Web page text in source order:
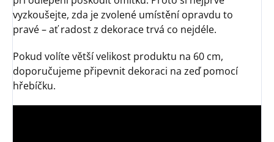
vyzkoušejte, zda je zvolené umístění opravdu to
pravé – ať radost z dekorace trvá co nejdéle.
Pokud volíte větší velikost produktu na 60 cm,
doporučujeme připevnit dekoraci na zeď pomocí
hřebíčku.